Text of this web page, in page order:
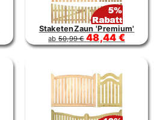
StaketenZaun 'Premium'
ab 50,99 € 48,44 €